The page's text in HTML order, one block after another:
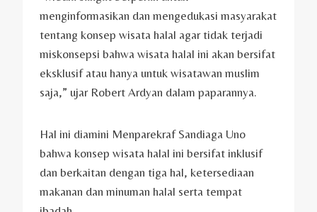
menginformasikan dan mengedukasi masyarakat
tentang konsep wisata halal agar tidak terjadi
miskonsepsi bahwa wisata halal ini akan bersifat
eksklusif atau hanya untuk wisatawan muslim
saja,” ujar Robert Ardyan dalam paparannya.
Hal ini diamini Menparekraf Sandiaga Uno
bahwa konsep wisata halal ini bersifat inklusif
dan berkaitan dengan tiga hal, ketersediaan
makanan dan minuman halal serta tempat